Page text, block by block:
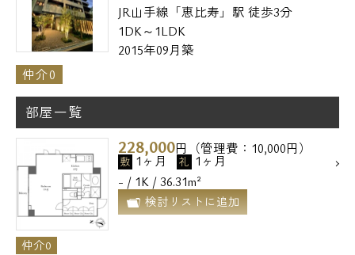
JR山手線「恵比寿」駅 徒歩3分
1DK～1LDK
2015年09月築
仲介0
部屋一覧
228,000円（管理費：10,000円）
敷 1ヶ月 礼 1ヶ月
- / 1K / 36.31m²
検討リストに追加
仲介0